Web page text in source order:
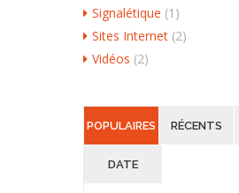
Signalétique (1)
Sites Internet (2)
Vidéos (2)
POPULAIRES RÉCENTS
DATE